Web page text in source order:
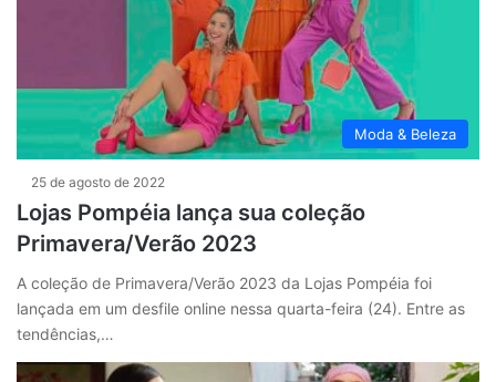
Moda & Beleza
25 de agosto de 2022
Lojas Pompéia lança sua coleção
Primavera/Verão 2023
A coleção de Primavera/Verão 2023 da Lojas Pompéia foi
lançada em um desfile online nessa quarta-feira (24). Entre as
tendências,…